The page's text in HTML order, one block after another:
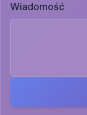
Wiadomość